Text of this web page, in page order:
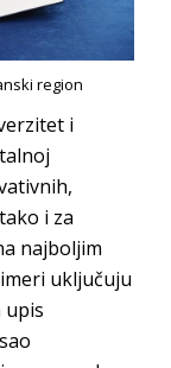
region
i
i za
najboljim
uključuju
upis